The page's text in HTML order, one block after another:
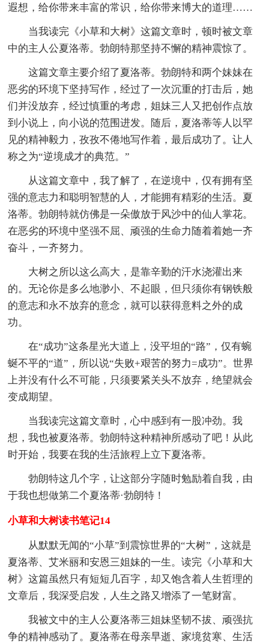
遐想，给你带来丰富的常识，给你带来博大的道理……
当我读完《小草和大树》这篇文章时，顿时被文章
中的主人公夏洛蒂。勃朗特那坚持不懈的精神震惊了。
这篇文章主要介绍了夏洛蒂。勃朗特和两个妹妹在
恶劣的环境下坚持写作，经过了一次沉重的打击后，她
们并没放弃，经过慎重的考虑，姐妹三人又把创作点放
到小说上，向小说的范围进发。随后，夏洛蒂等人以罕
见的精神毅力，孜孜不倦地写作着，最后成功了。让人
称之为“逆境成才的典范。”
从这篇文章中，我了解了，在逆境中，仅有拥有坚
强的意志力和聪明智慧的人，才能拥有精彩的生活。夏
洛蒂。勃朗特就仿佛是一朵傲放于风沙中的仙人掌花。
在恶劣的环境中坚强不屈、顽强的生命力随着着她一齐
奋斗，一齐努力。
大树之所以这么高大，是靠辛勤的汗水浇灌出来
的。无论你是多么地渺小、不起眼，但只须你有钢铁般
的意志和永不放弃的意念，就可以获得意料之外的成
功。
在“成功”这条星光大道上，没平坦的“路”，仅有蜿
蜒不平的“道”，所以说“失败+艰苦的努力=成功”。世界
上并没有什么不可能，只须要紧关头不放弃，绝望就会
变成期望。
当我读完这篇文章时，心中感到有一股冲劲。我
想，我也被夏洛蒂。勃朗特这种精神所感动了吧！从此
时开始，我要在我的生活旅程上立下夏洛蒂。
勃朗特这几个字，让这部分字随时勉励着自我，由
于我也想做第二个夏洛蒂·勃朗特！
小草和大树读书笔记14
从默默无闻的“小草”到震惊世界的“大树”，这就是
夏洛蒂、艾米丽和安恩三姐妹的一生。读完《小草和大
树》这篇虽然只有短短几百字，却又饱含着人生哲理的
文章后，我深受启发，人生之路又增添了一笔财富。
我被文中的主人公夏洛蒂三姐妹坚韧不拔、顽强抗
争的精神感动了。夏洛蒂在母亲早逝、家境贫寒、生活